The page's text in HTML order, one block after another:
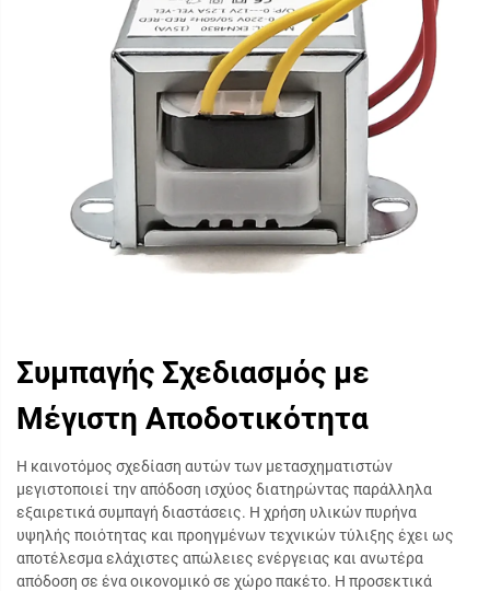
Συμπαγής Σχεδιασμός με
Μέγιστη Αποδοτικότητα
Η καινοτόμος σχεδίαση αυτών των μετασχηματιστών
μεγιστοποιεί την απόδοση ισχύος διατηρώντας παράλληλα
εξαιρετικά συμπαγή διαστάσεις. Η χρήση υλικών πυρήνα
υψηλής ποιότητας και προηγμένων τεχνικών τύλιξης έχει ως
αποτέλεσμα ελάχιστες απώλειες ενέργειας και ανωτέρα
απόδοση σε ένα οικονομικό σε χώρο πακέτο. Η προσεκτικά